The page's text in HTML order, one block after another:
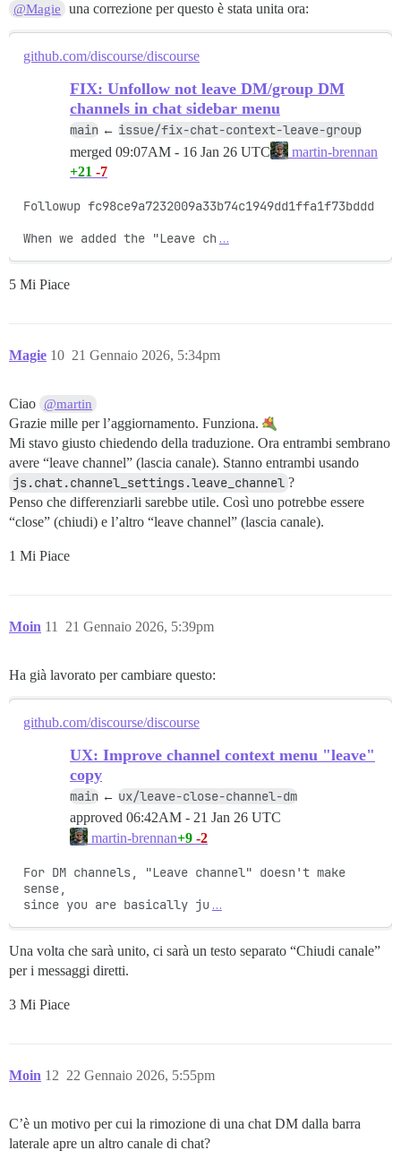
@Magie una correzione per questo è stata unita ora:
github.com/discourse/discourse
FIX: Unfollow not leave DM/group DM
channels in chat sidebar menu
main ← issue/fix-chat-context-leave-group
merged 09:07AM - 16 Jan 26 UTC
martin-brennan
+21 -7
Followup fc98ce9a7232009a33b74c1949dd1ffa1f73bddd
When we added the "Leave ch …
5 Mi Piace
Magie 21 Gennaio 2026, 5:34pm
10
Ciao @martin
Grazie mille per l’aggiornamento. Funziona.
Mi stavo giusto chiedendo della traduzione. Ora entrambi sembrano
avere “leave channel” (lascia canale). Stanno entrambi usando
js.chat.channel_settings.leave_channel ?
Penso che differenziarli sarebbe utile. Così uno potrebbe essere
“close” (chiudi) e l’altro “leave channel” (lascia canale).
1 Mi Piace
Moin 21 Gennaio 2026, 5:39pm
11
Ha già lavorato per cambiare questo:
github.com/discourse/discourse
UX: Improve channel context menu "leave"
copy
main ← ux/leave-close-channel-dm
approved 06:42AM - 21 Jan 26 UTC
martin-brennan+9 -2
For DM channels, "Leave channel" doesn't make
sense,
since you are basically ju …
Una volta che sarà unito, ci sarà un testo separato “Chiudi canale”
per i messaggi diretti.
3 Mi Piace
Moin 22 Gennaio 2026, 5:55pm
12
C’è un motivo per cui la rimozione di una chat DM dalla barra
laterale apre un altro canale di chat?